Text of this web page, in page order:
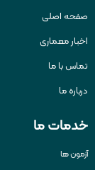
صفحه اصلی
اخبار معماری
تماس با ما
درباره ما
خدمات ما
آزمون ها